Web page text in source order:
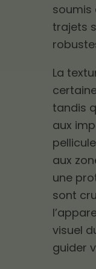
soumis
trajets
La
tandis
aux
aux
une
sont
visuel
guider